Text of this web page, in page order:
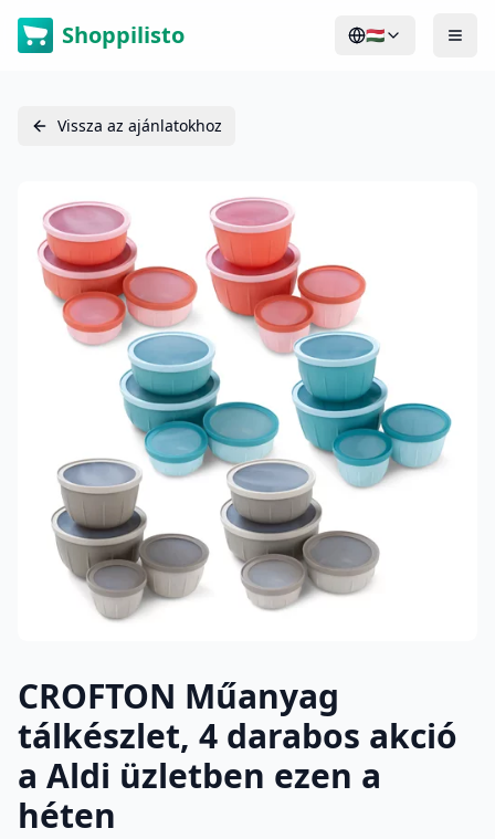
Shoppilisto 🇭🇺
Vissza az ajánlatokhoz
CROFTON Műanyag
tálkészlet, 4 darabos akció
a Aldi üzletben ezen a
héten